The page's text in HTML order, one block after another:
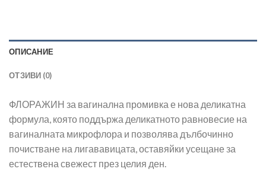
ОПИСАНИЕ
ОТЗИВИ (0)
ФЛОРАЖИН за вагинална промивка е нова деликатна
формула, която поддържа деликатното равновесие на
вагиналната микрофлора и позволява дълбочинно
почистване на лигававицата, оставяйки усещане за
естествена свежест през целия ден.